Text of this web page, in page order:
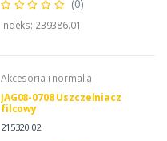
(0)
Indeks: 239386.01
Akcesoria i normalia
JAG08-0708 Uszczelniacz
filcowy
215320.02